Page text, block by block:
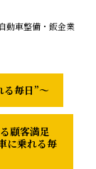
動車整備・鈑金業
る毎日”～
顧客満足
に乗れる毎